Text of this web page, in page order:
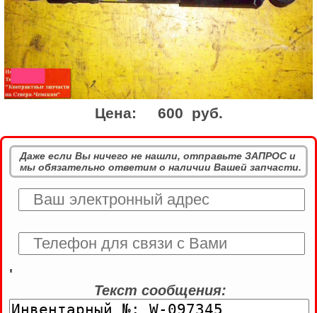
Цена: 600 руб.
Даже если Вы ничего не нашли, отправьте ЗАПРОС и
мы обязательно ответим о наличии Вашей запчасти.
'
Текст сообщения: